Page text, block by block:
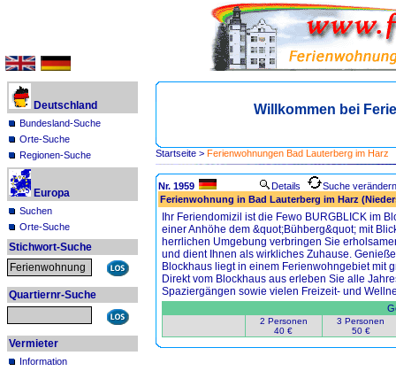
Deutschland
Bundesland-Suche
Orte-Suche
Regionen-Suche
Europa
Suchen
Orte-Suche
Stichwort-Suche
Quartiernr-Suche
Vermieter
Information
Willkommen bei
Startseite > Ferienwohnungen Bad Lauterberg im Harz
Nr. 1959 Details
Suche verändern
Ferienwohnung in Bad Lauterberg im Harz
Ihr Feriendomizil ist die Fewo BURGBLICK im
einer Anhöhe dem &quot;Bühberg&quot; mit
herrlichen Umgebung verbringen Sie
und dient Ihnen als wirkliches Zuhause.
Blockhaus liegt in einem Ferienwohngebiet mit
Direkt vom Blockhaus aus erleben Sie alle
Spaziergängen sowie vielen Freizeit- und
2 Personen
40 €
3 Personen
50 €